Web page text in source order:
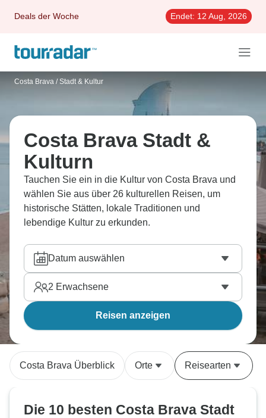
Deals der Woche Endet: 12 Aug, 2026
Costa Brava / Stadt & Kultur
Costa Brava Stadt &
Kulturn
Tauchen Sie ein in die Kultur von Costa Brava und
wählen Sie aus über 26 kulturellen Reisen, um
historische Stätten, lokale Traditionen und
lebendige Kultur zu erkunden.
Datum auswählen
2 Erwachsene
Reisen anzeigen
Costa Brava Überblick Orte Reisearten
Die 10 besten Costa Brava Stadt